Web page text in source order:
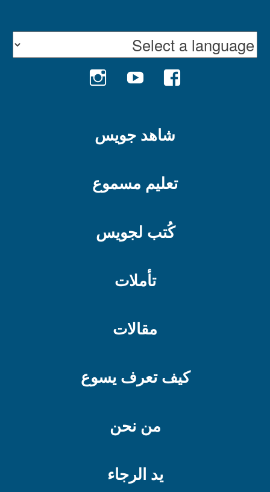
FACEBOOK
YOUTUBE
شاهد جويس
تعليم مسموع
كُتب لجويس
تأملات
مقالات
كيف تعرف يسوع
من نحن
يد الرجاء